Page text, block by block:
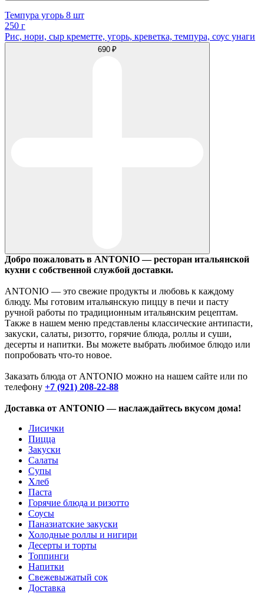
Темпура угорь 8 шт
250 г
Рис, нори, сыр креметте, угорь, креветка, темпура, соус унаги
690 ₽
Добро пожаловать в ANTONIO — ресторан итальянской
кухни с собственной службой доставки.
ANTONIO — это свежие продукты и любовь к каждому
блюду. Мы готовим итальянскую пиццу в печи и пасту
ручной работы по традиционным итальянским рецептам.
Также в нашем меню представлены классические антипасти,
закуски, салаты, ризотто, горячие блюда, роллы и суши,
десерты и напитки. Вы можете выбрать любимое блюдо или
попробовать что-то новое.
Заказать блюда от ANTONIO можно на нашем сайте или по
телефону +7 (921) 208-22-88
Доставка от ANTONIO — наслаждайтесь вкусом дома!
Лисички
Пицца
Закуски
Салаты
Супы
Хлеб
Паста
Горячие блюда и ризотто
Соусы
Паназиатские закуски
Холодные роллы и нигири
Десерты и торты
Топпинги
Напитки
Свежевыжатый сок
Доставка